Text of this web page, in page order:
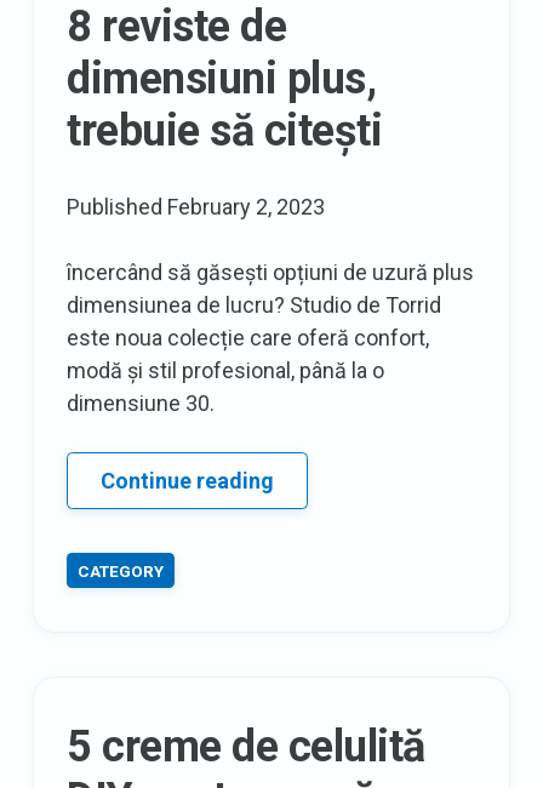
de
la
Target
8 reviste de
dimensiuni plus,
trebuie să citești
Published February 2, 2023
încercând să găsești opțiuni de uzură plus
dimensiunea de lucru? Studio de Torrid
este noua colecție care oferă confort,
modă și stil profesional, până la o
dimensiune 30.
Continue reading8
reviste
CATEGORY
5 creme de celulită